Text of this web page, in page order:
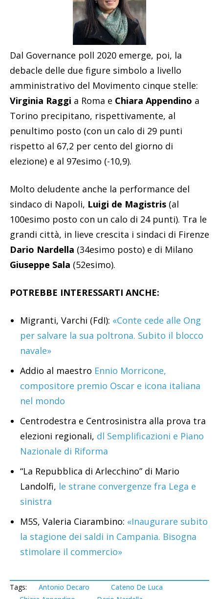
Dal Governance poll 2020 emerge, poi, la
debacle delle due figure simbolo a livello
amministrativo del Movimento cinque stelle:
Virginia Raggi a Roma e Chiara Appendino a
Torino precipitano, rispettivamente, al
penultimo posto (con un calo di 29 punti
rispetto al 67,2 per cento del giorno di
elezione) e al 97esimo (-10,9).
Molto deludente anche la performance del
sindaco di Napoli, Luigi de Magistris (al
100esimo posto con un calo di 24 punti). Tra le
grandi città, in lieve crescita i sindaci di Firenze
Dario Nardella (34esimo posto) e di Milano
Giuseppe Sala (52esimo).
POTREBBE INTERESSARTI ANCHE:
Migranti, Varchi (FdI): «Conte cede alle Ong
per salvare la sua poltrona. Subito il blocco
navale»
Addio al maestro Ennio Morricone,
compositore premio Oscar e icona italiana
nel mondo
Centrodestra e Centrosinistra alla prova tra
elezioni regionali, dl Semplificazioni e Piano
Nazionale di Riforma
“La Repubblica di Arlecchino” di Mario
Landolfi, le strane convergenze fra Lega e
sinistra
M5S, Valeria Ciarambino: «Inaugurare subito
la stagione dei saldi in Campania. Bisogna
stimolare il commercio»
Tags: Antonio Decaro
Cateno De Luca